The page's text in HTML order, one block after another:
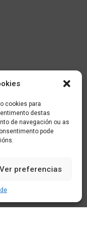
cookies para
destas
de navegación ou as
pode
Ver preferencias